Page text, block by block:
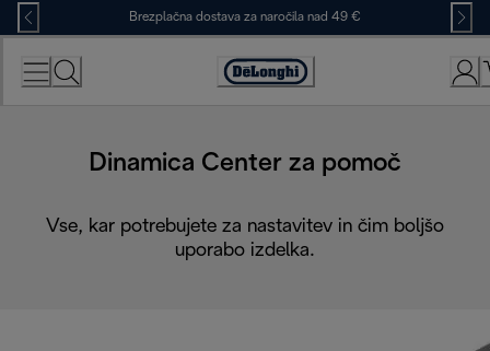
Skip
to
Content
Brezplačna dostava za naročila nad 49 €
Accessibility
Dinamica Center za pomoč
Vse, kar potrebujete za nastavitev in čim boljšo
uporabo izdelka.